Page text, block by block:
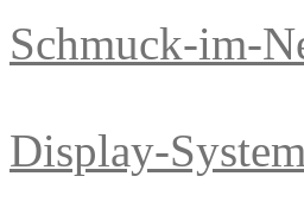
Schmuck-im-
Display-